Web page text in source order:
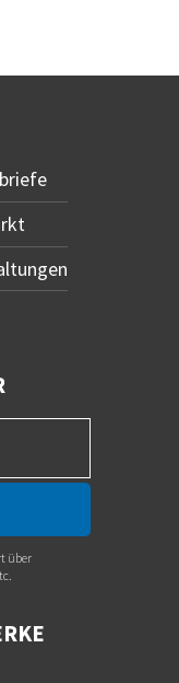
über